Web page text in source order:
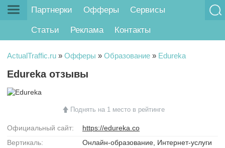
Партнерки Офферы Сервисы
Статьи Реклама Контакты
ActualTraffic.ru » Офферы » Образование » Edureka
Edureka отзывы
Поднять на 1 место в рейтинге
Официальный сайт:
https://edureka.co
Вертикаль:
Онлайн-образование, Интернет-услуги